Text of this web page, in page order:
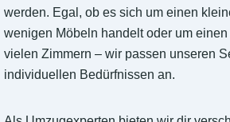
werden. Egal, ob es sich um einen
wenigen Möbeln handelt oder um
vielen Zimmern – wir passen unseren
individuellen Bedürfnissen an.